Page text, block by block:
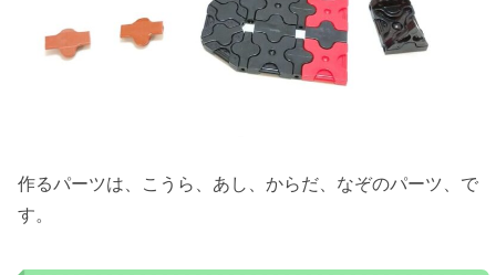
作るパーツは、こうら、あし、からだ、なぞのパーツ、で
す。